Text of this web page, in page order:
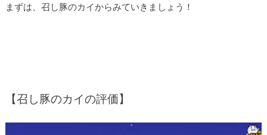
まずは、召し豚のカイからみていきましょう！
【召し豚のカイの評価】